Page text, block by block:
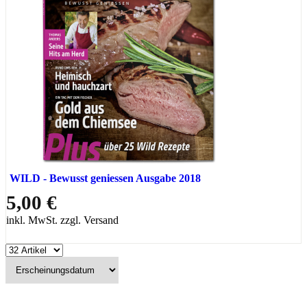
WILD - Bewusst geniessen Ausgabe 2018
5,00 €
inkl. MwSt. zzgl. Versand